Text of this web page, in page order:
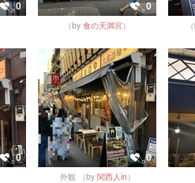
0 0
（by 食の天満宮）
0 0
外観 （by 関西人in ）